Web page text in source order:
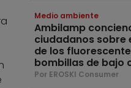
Medio ambiente
Ambilamp
ciudadanos sobre
de los
bombillas de bajo
Por EROSKI Consumer